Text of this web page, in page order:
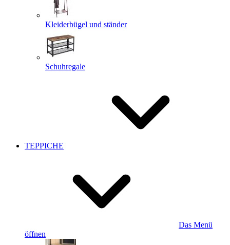
Kleiderbügel und ständer
Schuhregale
TEPPICHE
Das Menü
öffnen